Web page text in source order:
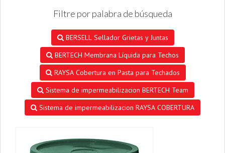
Filtre por palabra de búsqueda
BERSELL Sellador Grietas y Juntas
BERTECH Membrana Líquida para Techos
RAYSA Cobertura en Pasta para Techados
Sistema de impermeabilizacion BERTECH Team
Sistema de impermeabilizacion RAYSA COBERTURA